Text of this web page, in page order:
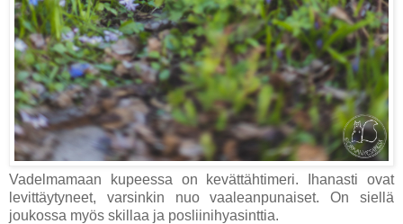
Vadelmamaan kupeessa on kevättähtimeri. Ihanasti ovat
levittäytyneet, varsinkin nuo vaaleanpunaiset. On siellä
joukossa myös skillaa ja posliinihyasinttia.